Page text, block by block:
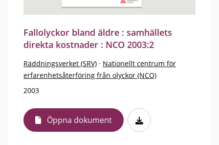
Fallolyckor bland äldre : samhällets
direkta kostnader : NCO 2003:2
Räddningsverket (SRV) · Nationellt centrum för
erfarenhetsåterföring från olyckor (NCO)
2003
Öppna dokument